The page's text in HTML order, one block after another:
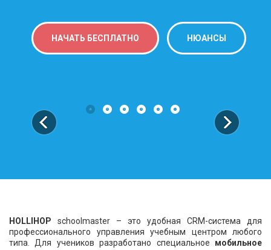
НАЧАТЬ БЕСПЛАТНО НЮАНСЫ
HOLLIHOP schoolmaster
– это удобная CRM-система для
профессионального управления учебным центром любого
типа. Для учеников разработано специальное мобильное